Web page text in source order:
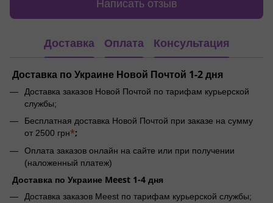
Написать отзыв
Доставка Оплата Консультация
Доставка по Украине Новой Почтой 1-2 дня
Доставка заказов Новой Почтой по тарифам курьерской
службы;
Бесплатная доставка Новой Почтой при заказе на сумму
от 2500 грн*;
Оплата заказов онлайн на сайте или при получении
(наложенный платеж)
Доставка по Украине Meest 1-4 дня
Доставка заказов Meest по тарифам курьерской службы;